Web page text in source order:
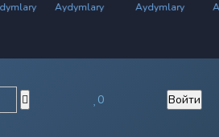
Aydymlary Aydymlary
0 Войти